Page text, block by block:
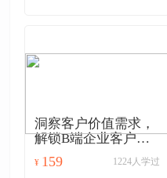
洞察客户价值需求，
解锁B端企业客户管
理解决方案
¥ 159 1224人学过